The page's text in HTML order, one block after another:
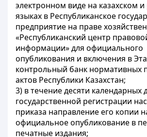
электронном виде на казахском и
языках в Республиканское
предприятие на праве
«Республиканский центр
информации» для официального
опубликования и включения в
контрольный банк нормативных
актов Республики Казахстан;
3) в течение десяти календарных
государственной регистрации
приказа направление его копии
официальное опубликование в
печатные издания;